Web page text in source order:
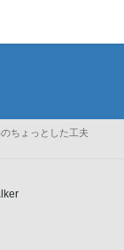
ちょっとした工夫